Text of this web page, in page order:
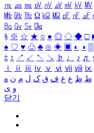
㎱ ㎲ ㎳ ㎴ ㎵ ㎶ ㎷ ㎸ ㎹
㎒ ㎓ ㎔ Ω ㏀ ㏁ ㎊ ㎋ ㎌
㏃ ㏉ ㏜ ㏆
§ ※ ☆ ★ ○ ● ◎ ◇ ◆ □
♠ ♡ ♥ ♧ ♣ ⊙ ◈ ▣ ◐ ◑ ▒
‡ ↕ ↗ ↙ ↖ ↘ ♭ ♩ ♪ ♬
ⅰ
ⅱ ⅲ ⅳ ⅴ ⅵ ⅶ ⅷ ⅸ
ط ظ ع غ ف ق ک ل م ن ه
و ی
닫기